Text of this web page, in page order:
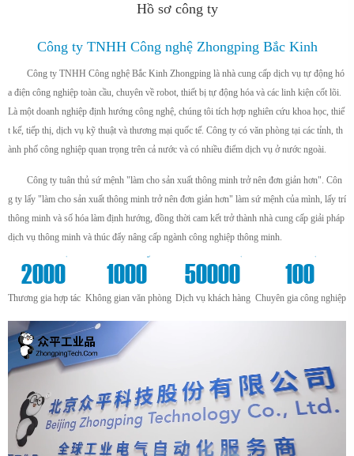
Hồ sơ công ty
Công ty TNHH Công nghệ Zhongping Bắc Kinh
Công ty TNHH Công nghệ Bắc Kinh Zhongping là nhà cung cấp dịch vụ tự động hó
a điện công nghiệp toàn cầu, chuyên về robot, thiết bị tự động hóa và các linh kiện cốt lõi.
Là một doanh nghiệp định hướng công nghệ, chúng tôi tích hợp nghiên cứu khoa học, thiế
t kế, tiếp thị, dịch vụ kỹ thuật và thương mại quốc tế. Công ty có văn phòng tại các tỉnh, th
ành phố công nghiệp quan trọng trên cả nước và có nhiều điểm dịch vụ ở nước ngoài.
Công ty tuân thủ sứ mệnh "làm cho sản xuất thông minh trở nên đơn giản hơn". Côn
g ty lấy "làm cho sản xuất thông minh trở nên đơn giản hơn" làm sứ mệnh của mình, lấy trí
thông minh và số hóa làm định hướng, đồng thời cam kết trở thành nhà cung cấp giải pháp
dịch vụ thông minh và thúc đẩy nâng cấp ngành công nghiệp thông minh.
2000
+
Thương gia hợp tác
1000
m²
Không gian văn phòng
50000
+
Dịch vụ khách hàng
100
+
Chuyên gia công nghiệp